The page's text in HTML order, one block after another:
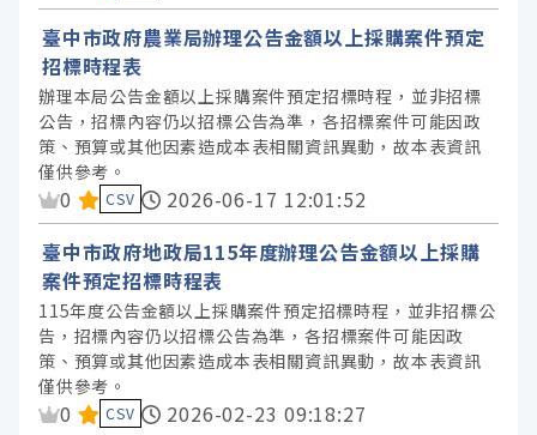
臺中市政府農業局辦理公告金額以上採購案件預定
招標時程表
辦理本局公告金額以上採購案件預定招標時程，並非招標
公告，招標內容仍以招標公告為準，各招標案件可能因政
策、預算或其他因素造成本表相關資訊異動，故本表資訊
僅供參考。
資料集評分：
0 CSV
2026-06-17 12:01:52
臺中市政府地政局115年度辦理公告金額以上採購
案件預定招標時程表
115年度公告金額以上採購案件預定招標時程，並非招標公
告，招標內容仍以招標公告為準，各招標案件可能因政
策、預算或其他因素造成本表相關資訊異動，故本表資訊
僅供參考。
資料集評分：
0 CSV
2026-02-23 09:18:27